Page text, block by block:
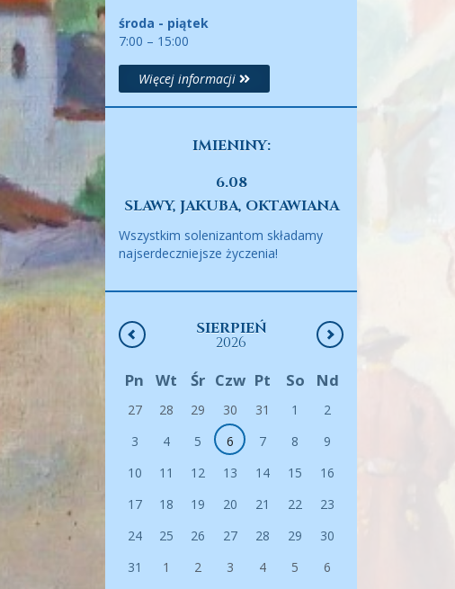
środa - piątek
7:00 – 15:00
Więcej informacji
IMIENINY:
6.08
SLAWY, JAKUBA, OKTAWIANA
Wszystkim solenizantom składamy
najserdeczniejsze życzenia!
SIERPIEŃ
2026
Pn Wt Śr Czw Pt So Nd
27 28 29 30 31 1
2
3
4 5 6 7 8
9
10
11 12 13 14 15
16
17
18 19 20 21 22
23
24
25 26 27 28 29
30
31
1 2 3 4 5 6